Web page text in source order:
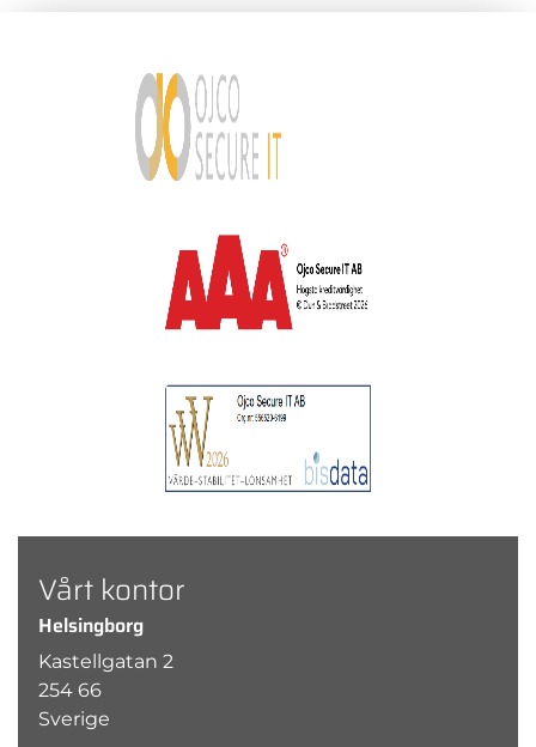
Vårt kontor
Helsingborg
Kastellgatan 2
254 66
Sverige